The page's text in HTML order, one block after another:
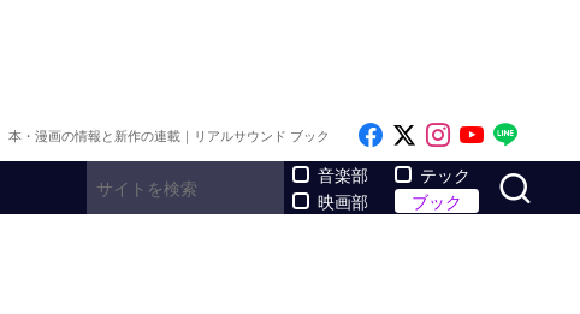
本・漫画の情報と新作の連載｜リアルサウンド ブック Like on Facebook
Follow on x
Follow on
Follow
音楽部
映画部
テック
ブック